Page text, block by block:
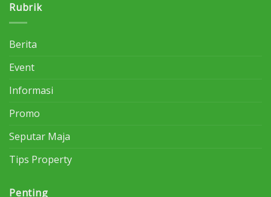
Rubrik
Berita
Event
Informasi
Promo
Seputar Maja
Tips Property
Penting